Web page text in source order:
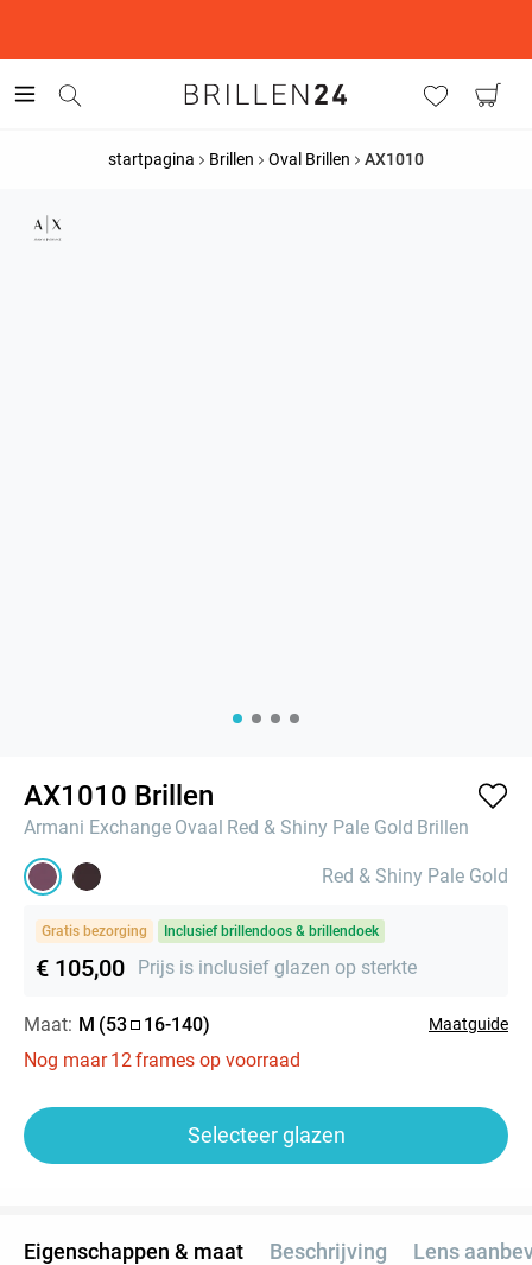
startpagina Brillen Oval Brillen AX1010
AX1010 Brillen
Armani Exchange Ovaal Red & Shiny Pale Gold Brillen
Red & Shiny Pale Gold
Gratis bezorging Inclusief brillendoos & brillendoek
€ 105,00 Prijs is inclusief glazen op sterkte
Maat: M (53 16-140) Maatguide
Nog maar 12frames op voorraad
Selecteer glazen
Eigenschappen & maat Beschrijving Lens